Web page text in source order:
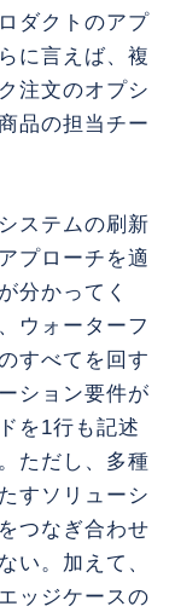
ダクトのアプ
に言えば、複
注文のオプシ
品の担当チー
ステムの刷新
プローチを適
分かってく
ウォーターフ
すべてを回す
ション要件が
を1行も記述
ただし、多種
すソリューシ
つなぎ合わせ
い。加えて、
ッジケースの